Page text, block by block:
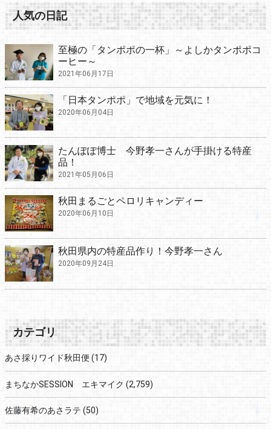
人気の日記
至極の「タンポポの一杯」～よしかタンポポコ
ーヒー～
2021年06月17日
「日本タンポポ」で地域を元気に！
2020年06月04日
たんぽぽ博士 今野孝一さんが手掛ける特産
品！
2021年05月06日
秋田まるごとペロリキャンディー
2020年06月10日
秋田県内の特産品作り！今野孝一さん
2020年09月24日
カテゴリ
あさ採りワイド秋田便 (17)
まちなかSESSION エキマイク (2,759)
佐藤有希のあさラテ (50)